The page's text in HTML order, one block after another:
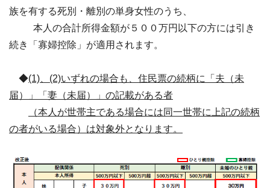
族を有する死別・離別の単身女性のうち、
本人の合計所得金額が５００万円以下の方には引き
続き「寡婦控除」が適用されます。
◆(1)、(2)いずれの場合も、住民票の続柄に「夫（未
届）」「妻（未届）」の記載がある者
（本人が世帯主である場合には同一世帯に上記の続柄
の者がいる場合）は対象外となります。